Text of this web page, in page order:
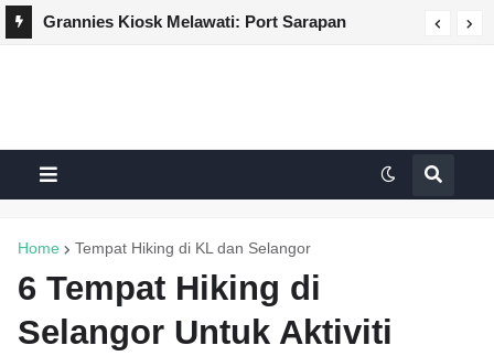
Grannies Kiosk Melawati: Port Sarapan
Home Tempat Hiking di KL dan Selangor
6 Tempat Hiking di
Selangor Untuk Aktiviti